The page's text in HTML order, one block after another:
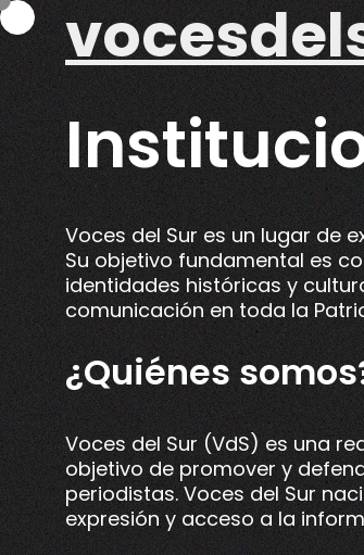
Skip
to
content
Voces del Sur es un lugar de
Su objetivo fundamental es
identidades históricas y
comunicación en toda la
¿Quiénes
Voces del Sur (VdS) es una
objetivo de promover y
periodistas. Voces del Sur
expresión y acceso a la